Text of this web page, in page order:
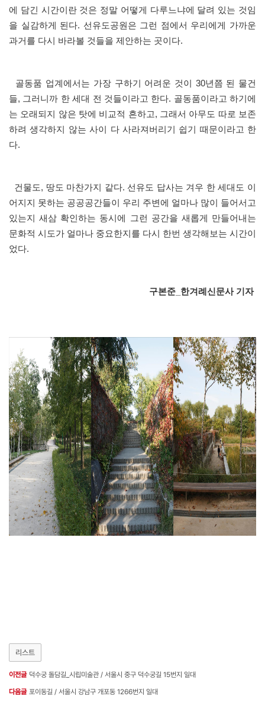
에 담긴 시간이란 것은 정말 어떻게 다루느냐에 달려 있는 것임
을 실감하게 된다. 선유도공원은 그런 점에서 우리에게 가까운
과거를 다시 바라볼 것들을 제안하는 곳이다.
골동품 업계에서는 가장 구하기 어려운 것이 30년쯤 된 물건
들, 그러니까 한 세대 전 것들이라고 한다. 골동품이라고 하기에
는 오래되지 않은 탓에 비교적 흔하고, 그래서 아무도 따로 보존
하려 생각하지 않는 사이 다 사라져버리기 쉽기 때문이라고 한
다.
건물도, 땅도 마찬가지 같다. 선유도 답사는 겨우 한 세대도 이
어지지 못하는 공공공간들이 우리 주변에 얼마나 많이 들어서고
있는지 새삼 확인하는 동시에 그런 공간을 새롭게 만들어내는
문화적 시도가 얼마나 중요한지를 다시 한번 생각해보는 시간이
었다.
구본준_ 한겨례신문사 기자
리스트
이전글 덕수궁 돌담길_시립미술관 / 서울시 중구 덕수궁길 15번지 일대
다음글 포이동길 / 서울시 강남구 개포동 1266번지 일대